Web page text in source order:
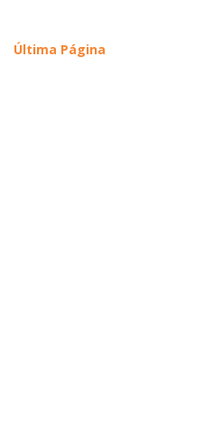
Última Página